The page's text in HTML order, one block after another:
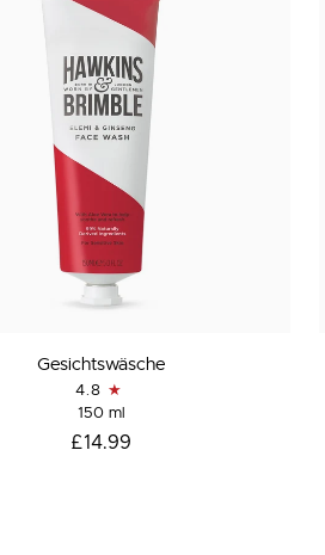
Gesichtswäsche
4.8
150 ml
£14.99